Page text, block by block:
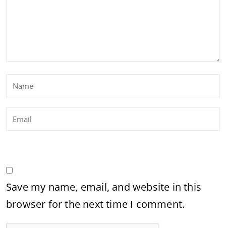
Save my name, email, and website in this
browser for the next time I comment.